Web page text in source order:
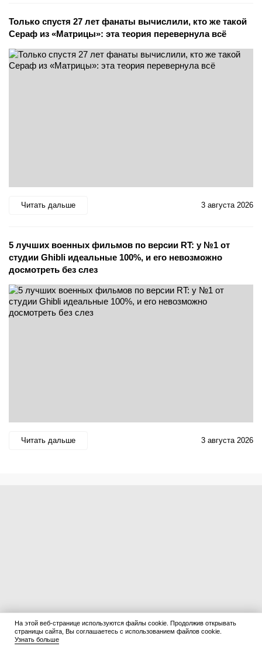
Только спустя 27 лет фанаты вычислили, кто же такой
Сераф из «Матрицы»: эта теория перевернула всё
Читать дальше 3 августа 2026
5 лучших военных фильмов по версии RT: у №1 от
студии Ghibli идеальные 100%, и его невозможно
досмотреть без слез
Читать дальше 3 августа 2026
На этой веб-странице используются файлы cookie. Продолжив открывать
страницы сайта, Вы соглашаетесь с использованием файлов cookie.
Узнать больше